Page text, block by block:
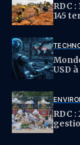
RDC
145
USD
RDC